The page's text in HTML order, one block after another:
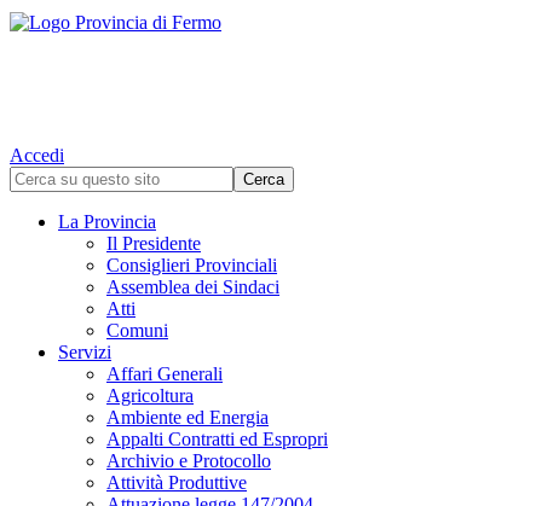
Accedi
La Provincia
Il Presidente
Consiglieri Provinciali
Assemblea dei Sindaci
Atti
Comuni
Servizi
Affari Generali
Agricoltura
Ambiente ed Energia
Appalti Contratti ed Espropri
Archivio e Protocollo
Attività Produttive